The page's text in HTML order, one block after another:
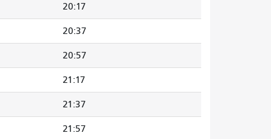
20:17
20:37
20:57
21:17
21:37
21:57